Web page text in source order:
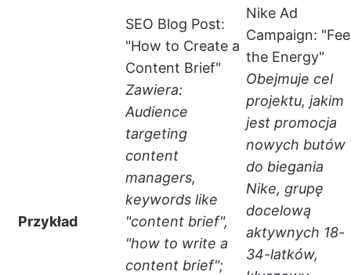
Przykład
SEO Blog Post:
"How to Create a
Content Brief"
Zawiera:
Audience
targeting
content
managers,
keywords like
"content brief",
"how to write a
content brief";
Nike Ad
Campaign:
the Energy"
Obejmuje cel
projektu, jakim
jest promocja
nowych butów
do biegania
Nike, grupę
docelową
aktywnych 18-
34-latków,